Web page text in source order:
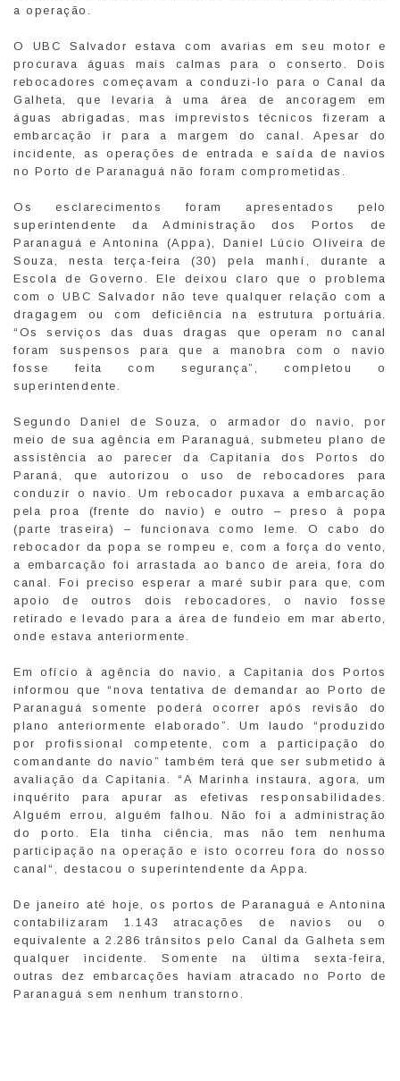
a operação.
O UBC Salvador estava com avarias em seu motor e
procurava águas mais calmas para o conserto. Dois
rebocadores começavam a conduzi-lo para o Canal da
Galheta, que levaria à uma área de ancoragem em
águas abrigadas, mas imprevistos técnicos fizeram a
embarcação ir para a margem do canal. Apesar do
incidente, as operações de entrada e saída de navios
no Porto de Paranaguá não foram comprometidas.
Os esclarecimentos foram apresentados pelo
superintendente da Administração dos Portos de
Paranaguá e Antonina (Appa), Daniel Lúcio Oliveira de
Souza, nesta terça-feira (30) pela manhí, durante a
Escola de Governo. Ele deixou claro que o problema
com o UBC Salvador não teve qualquer relação com a
dragagem ou com deficiência na estrutura portuária.
“Os serviços das duas dragas que operam no canal
foram suspensos para que a manobra com o navio
fosse feita com segurança”, completou o
superintendente.
Segundo Daniel de Souza, o armador do navio, por
meio de sua agência em Paranaguá, submeteu plano de
assistência ao parecer da Capitania dos Portos do
Paraná, que autorizou o uso de rebocadores para
conduzir o navio. Um rebocador puxava a embarcação
pela proa (frente do navio) e outro – preso à popa
(parte traseira) – funcionava como leme. O cabo do
rebocador da popa se rompeu e, com a força do vento,
a embarcação foi arrastada ao banco de areia, fora do
canal. Foi preciso esperar a maré subir para que, com
apoio de outros dois rebocadores, o navio fosse
retirado e levado para a área de fundeio em mar aberto,
onde estava anteriormente.
Em ofício à agência do navio, a Capitania dos Portos
informou que “nova tentativa de demandar ao Porto de
Paranaguá somente poderá ocorrer após revisão do
plano anteriormente elaborado”. Um laudo “produzido
por profissional competente, com a participação do
comandante do navio” também terá que ser submetido à
avaliação da Capitania. “A Marinha instaura, agora, um
inquérito para apurar as efetivas responsabilidades.
Alguém errou, alguém falhou. Não foi a administração
do porto. Ela tinha ciência, mas não tem nenhuma
participação na operação e isto ocorreu fora do nosso
canal“, destacou o superintendente da Appa.
De janeiro até hoje, os portos de Paranaguá e Antonina
contabilizaram 1.143 atracações de navios ou o
equivalente a 2.286 trânsitos pelo Canal da Galheta sem
qualquer incidente. Somente na última sexta-feira,
outras dez embarcações haviam atracado no Porto de
Paranaguá sem nenhum transtorno.